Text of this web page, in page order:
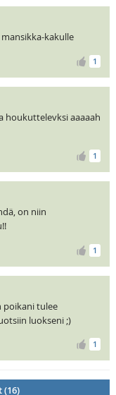
kakulle
1
houkuttelevksi aaaaah
1
on niin
1
poikani tulee
luokseni ;)
1